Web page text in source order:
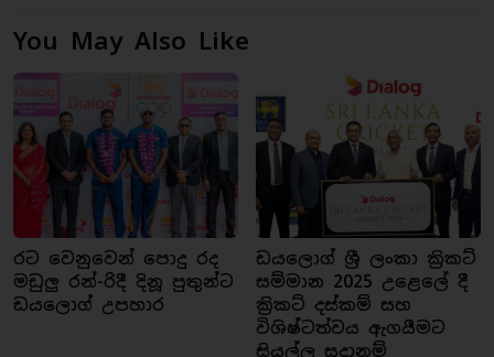
You May Also Like
රට වෙනුවෙන් පොදු රද
මඩුලු රන්-රිදී දිනූ පුතුන්ට
ඩයලොග් උපහාර
ඩයලොග් ශ්‍රී ලංකා ක්‍රිකට්
සම්මාන 2025 උළෙලේ දී
ක්‍රිකට් දස්කම් සහ
විශිෂ්ටත්වය ඇගයීමට
සියල්ල සූදානම්